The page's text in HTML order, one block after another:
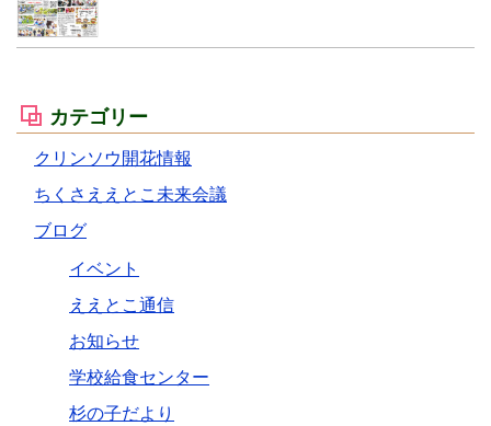
カテゴリー
クリンソウ開花情報
ちくさええとこ未来会議
ブログ
イベント
ええとこ通信
お知らせ
学校給食センター
杉の子だより